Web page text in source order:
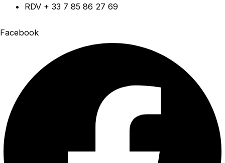
Aller
contenu
RDV + 33 7 85 86 27 69
Facebook